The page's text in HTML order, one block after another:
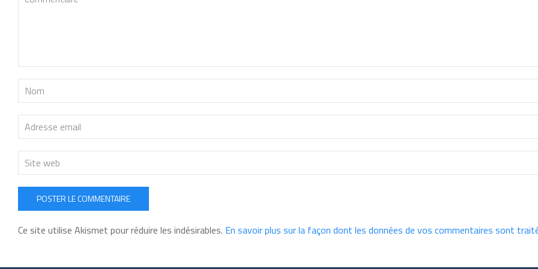
POSTER LE COMMENTAIRE
Ce site utilise Akismet pour réduire les indésirables. En savoir plus sur la façon dont les données de vos commentaires sont